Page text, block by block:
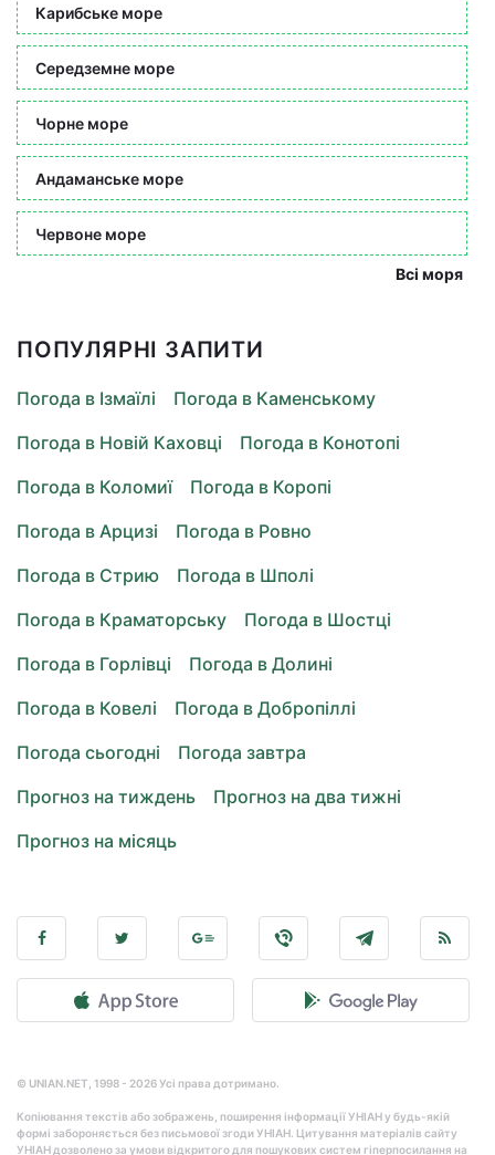
Карибське море
Середземне море
Чорне море
Андаманське море
Червоне море
Всі моря
ПОПУЛЯРНІ ЗАПИТИ
Погода в Ізмаїлі
Погода в Каменському
Погода в Новій Каховці
Погода в Конотопі
Погода в Коломиї
Погода в Коропі
Погода в Арцизі
Погода в Ровно
Погода в Стрию
Погода в Шполі
Погода в Краматорську
Погода в Шостці
Погода в Горлівці
Погода в Долині
Погода в Ковелі
Погода в Добропіллі
Погода сьогодні
Погода завтра
Прогноз на тиждень
Прогноз на два тижні
Прогноз на місяць
© UNIAN.NET, 1998 - 2026 Усі права дотримано.
Копіювання текстів або зображень, поширення інформації УНІАН у будь-якій
формі забороняється без письмової згоди УНІАН. Цитування матеріалів сайту
УНІАН дозволено за умови відкритого для пошукових систем гіперпосилання на